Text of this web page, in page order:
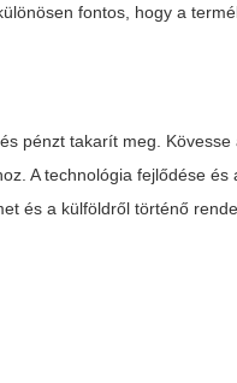
fontos, hogy a
pénzt takarít meg. Kövesse
A technológia fejlődése és
és a külföldről történő